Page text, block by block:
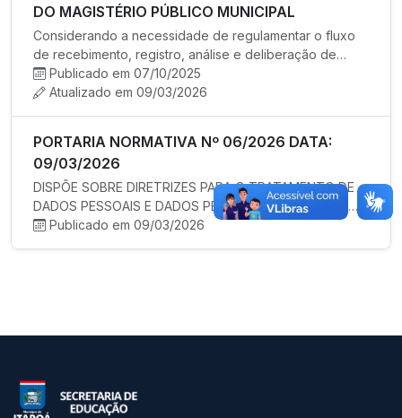
DO MAGISTÉRIO PÚBLICO MUNICIPAL
Considerando a necessidade de regulamentar o fluxo
de recebimento, registro, análise e deliberação de
processos envolven…
Publicado em 07/10/2025
Atualizado em 09/03/2026
PORTARIA NORMATIVA Nº 06/2026 DATA:
09/03/2026
DISPÕE SOBRE DIRETRIZES PARA O TRATAMENTO DE
DADOS PESSOAIS E DADOS PESSOAIS SENSÍVEIS DE
ESTUDANTES NO ÂMBITO DA REDE M…
Publicado em 09/03/2026